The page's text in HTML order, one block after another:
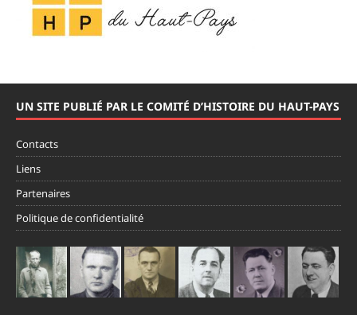
UN SITE PUBLIÉ PAR LE COMITÉ D’HISTOIRE DU HAUT-PAYS
Contacts
Liens
Partenaires
Politique de confidentialité